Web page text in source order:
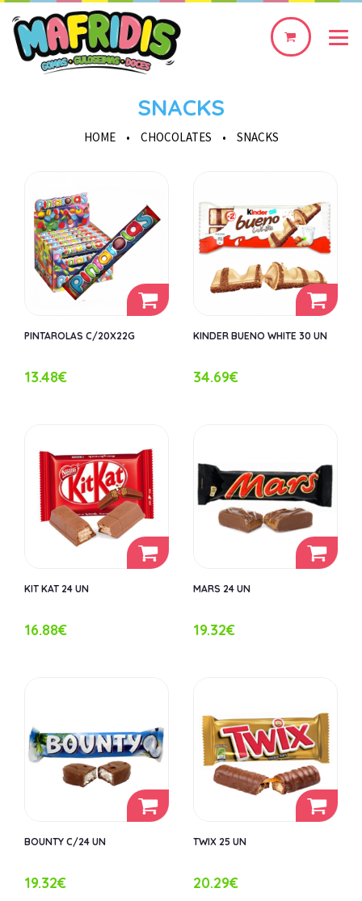
0
SNACKS
HOME • CHOCOLATES • SNACKS
PINTAROLAS C/20X22G
13.48€
KINDER BUENO WHITE 30 UN
34.69€
KIT KAT 24 UN
16.88€
MARS 24 UN
19.32€
BOUNTY C/24 UN
19.32€
TWIX 25 UN
20.29€